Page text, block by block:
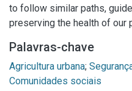
to follow similar paths,
preserving the health of our
Palavras-chave
Agricultura urbana;
Comunidades sociais